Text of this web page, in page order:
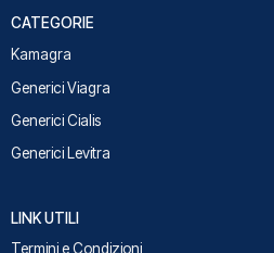
CATEGORIE
Kamagra
Generici Viagra
Generici Cialis
Generici Levitra
LINK UTILI
Termini e Condizioni